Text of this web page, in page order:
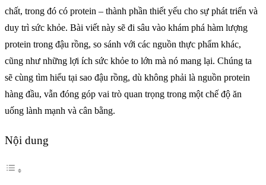
chất, trong đó có protein – thành phần thiết yếu cho sự phát triển và
duy trì sức khỏe. Bài viết này sẽ đi sâu vào khám phá hàm lượng
protein trong đậu rồng, so sánh với các nguồn thực phẩm khác,
cũng như những lợi ích sức khỏe to lớn mà nó mang lại. Chúng ta
sẽ cùng tìm hiểu tại sao đậu rồng, dù không phải là nguồn protein
hàng đầu, vẫn đóng góp vai trò quan trọng trong một chế độ ăn
uống lành mạnh và cân bằng.
Nội dung